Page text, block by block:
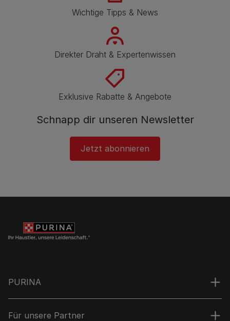
Wichtige Tipps & News
Direkter Draht & Expertenwissen
Exklusive Rabatte & Angebote
Schnapp dir unseren Newsletter
Jetzt abonnieren
PURINA
Für unsere Partner